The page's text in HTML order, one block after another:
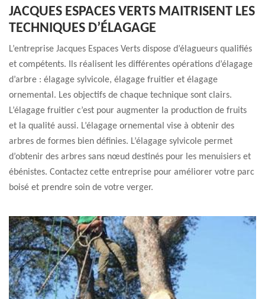
JACQUES ESPACES VERTS MAITRISENT LES
TECHNIQUES D’ÉLAGAGE
L’entreprise Jacques Espaces Verts dispose d’élagueurs qualifiés
et compétents. Ils réalisent les différentes opérations d’élagage
d’arbre : élagage sylvicole, élagage fruitier et élagage
ornemental. Les objectifs de chaque technique sont clairs.
L’élagage fruitier c’est pour augmenter la production de fruits
et la qualité aussi. L’élagage ornemental vise à obtenir des
arbres de formes bien définies. L’élagage sylvicole permet
d’obtenir des arbres sans nœud destinés pour les menuisiers et
ébénistes. Contactez cette entreprise pour améliorer votre parc
boisé et prendre soin de votre verger.